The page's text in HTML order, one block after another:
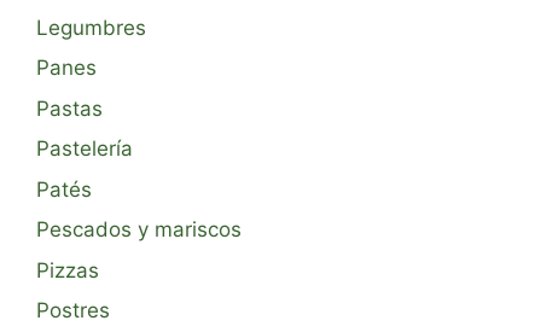
Legumbres
Panes
Pastas
Pastelería
Patés
Pescados y mariscos
Pizzas
Postres